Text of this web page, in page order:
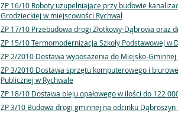
ZP 16/10 Roboty uzupełniające przy budowie
Grodzieckiej w miejscowości Rychwał
ZP 17/10 Przebudowa drogi Złotkowy-Dąbrowa oraz
ZP 15/10 Termomodernizacja Szkoły Podstawowej w
ZP 2/2010 Dostawa wyposażenia do Miejsko-
ZP 3/2010 Dostawa sprzętu komputerowego i
Publicznej w Rychwale
ZP 18/10 Dostawa oleju opałowego w ilości do 122
ZP 3/10 Budowa drogi gminnej na odcinku